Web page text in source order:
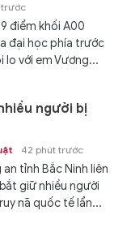
trước
điểm khối A00
đại học phía trước
lo với em Vương...
người bị
42 phút trước
tỉnh Bắc Ninh liên
giữ nhiều người
nã quốc tế lẩn...